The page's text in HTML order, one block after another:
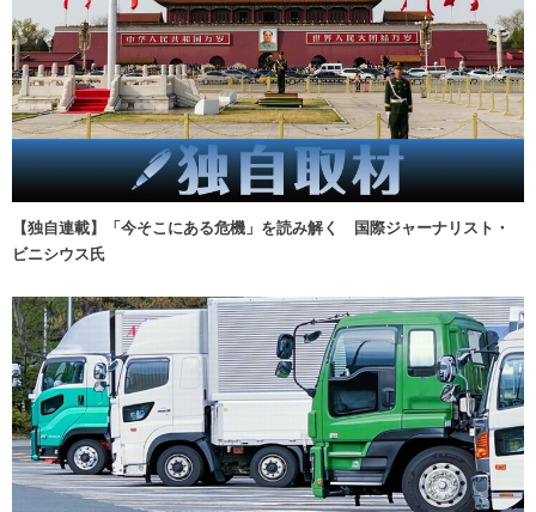
【独自連載】「今そこにある危機」を読み解く 国際ジャーナリスト・
ビニシウス氏